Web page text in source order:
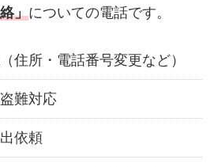
」についての電話です。
住所・電話番号変更など）
難対応
依頼